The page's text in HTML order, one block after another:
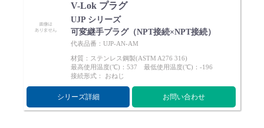
V-Lok プラグ
UJP シリーズ
可変継手プラグ（NPT接続×NPT接続）
代表品番：UJP-AN-AM
材質：ステンレス鋼製(ASTM A276 316)
最高使用温度(℃)：537 最低使用温度(℃)：-196
接続形式： おねじ
シリーズ詳細 お問い合わせ